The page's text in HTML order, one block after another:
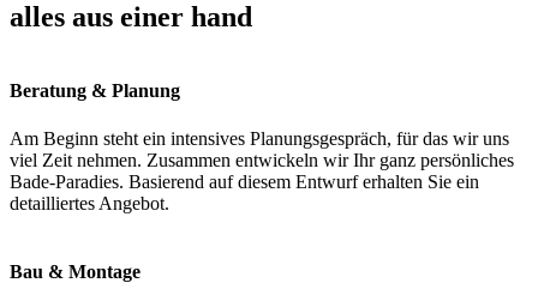
alles aus einer hand
Beratung & Planung
Am Beginn steht ein intensives Planungsgespräch, für das wir uns
viel Zeit nehmen. Zusammen entwickeln wir Ihr ganz persönliches
Bade-Paradies. Basierend auf diesem Entwurf erhalten Sie ein
detailliertes Angebot.
Bau & Montage